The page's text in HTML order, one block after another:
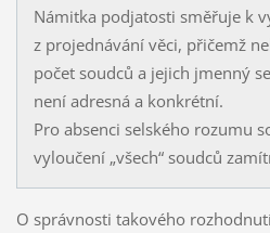
Námitka podjatosti směřuje k
z projednávání věci, přičemž
počet soudců a jejich jmenný
není adresná a konkrétní.
Pro absenci selského rozumu
vyloučení „všech“ soudců
O správnosti takového